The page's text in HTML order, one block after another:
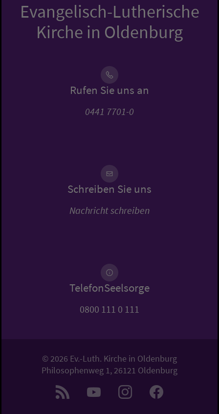
Evangelisch-Lutherische
Kirche in Oldenburg
Rufen Sie uns an
0441 7701-0
Schreiben Sie uns
Nachricht schreiben
TelefonSeelsorge
0800 111 0 111
© 2026 Ev.-Luth. Kirche in Oldenburg
Philosophenweg 1, 26121 Oldenburg